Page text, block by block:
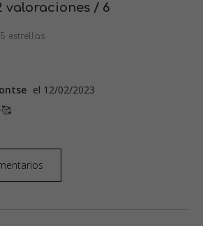
valoraciones / 6
estrellas
el 12/02/2023